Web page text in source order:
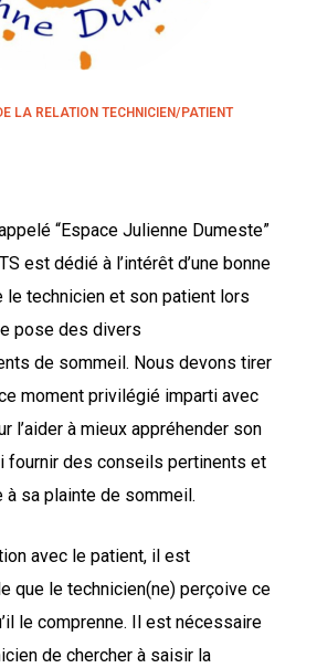
LA RELATION TECHNICIEN/PATIENT
“Espace Julienne Dumeste”
est dédié à l’intérêt d’une bonne
le technicien et son patient lors
pose des divers
de sommeil. Nous devons tirer
moment privilégié imparti avec
l’aider à mieux appréhender son
fournir des conseils pertinents et
à sa plainte de sommeil.
avec le patient, il est
que le technicien(ne) perçoive ce
le comprenne. Il est nécessaire
de chercher à saisir la